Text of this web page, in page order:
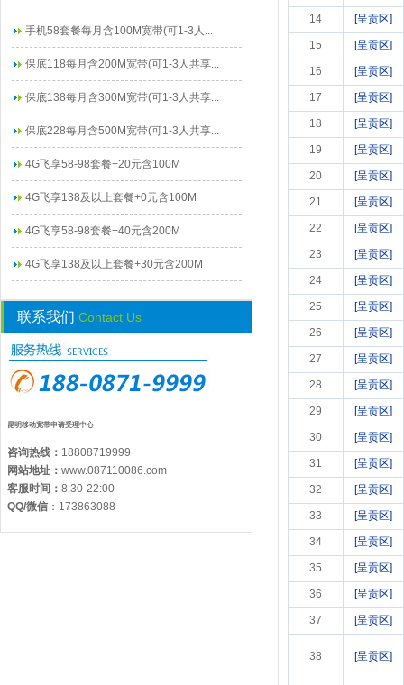
手机58套餐每月含100M宽带(可1-3人...
保底118每月含200M宽带(可1-3人共享...
保底138每月含300M宽带(可1-3人共享...
保底228每月含500M宽带(可1-3人共享...
4G飞享58-98套餐+20元含100M
4G飞享138及以上套餐+0元含100M
4G飞享58-98套餐+40元含200M
4G飞享138及以上套餐+30元含200M
联系我们 Contact Us
昆明移动宽带申请受理中心
咨询热线： 18808719999
网站地址： www.087110086.com
客服时间： 8:30-22:00
QQ/微信 ： 173863088
14 [呈贡区]
15 [呈贡区]
16 [呈贡区]
17 [呈贡区]
18 [呈贡区]
19 [呈贡区]
20 [呈贡区]
21 [呈贡区]
22 [呈贡区]
23 [呈贡区]
24 [呈贡区]
25 [呈贡区]
26 [呈贡区]
27 [呈贡区]
28 [呈贡区]
29 [呈贡区]
30 [呈贡区]
31 [呈贡区]
32 [呈贡区]
33 [呈贡区]
34 [呈贡区]
35 [呈贡区]
36 [呈贡区]
37 [呈贡区]
38 [呈贡区]